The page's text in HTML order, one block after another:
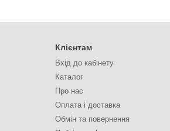
Клієнтам
Вхід до кабінету
Каталог
Про нас
Оплата і доставка
Обмін та повернення